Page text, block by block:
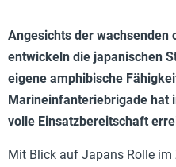
Angesichts der wachsenden
entwickeln die japanischen
eigene amphibische
Marineinfanteriebrigade hat
volle Einsatzbereitschaft
Mit Blick auf Japans Rolle